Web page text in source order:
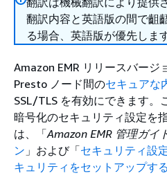
翻訳内容と英語版の間で齟
る場合、英語版が優先します
Amazon EMR リリースバージ
Presto ノード間のセキュアな
SSL/TLS を有効にできます。
暗号化のセキュリティ設定を
は、「Amazon EMR 管理ガイ
ン 」および「セキュリティ設
キュリティをセットアップする